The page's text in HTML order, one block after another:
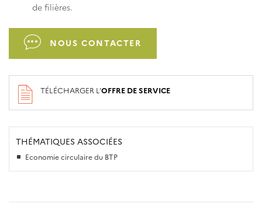
de filières.
NOUS CONTACTER
TÉLÉCHARGER L'OFFRE DE SERVICE
THÉMATIQUES ASSOCIÉES
Economie circulaire du BTP